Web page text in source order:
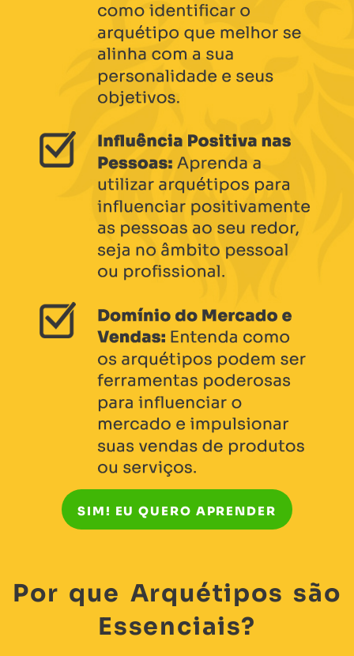
SIM! EU QUERO APRENDER
Por que Arquétipos são
Essenciais?